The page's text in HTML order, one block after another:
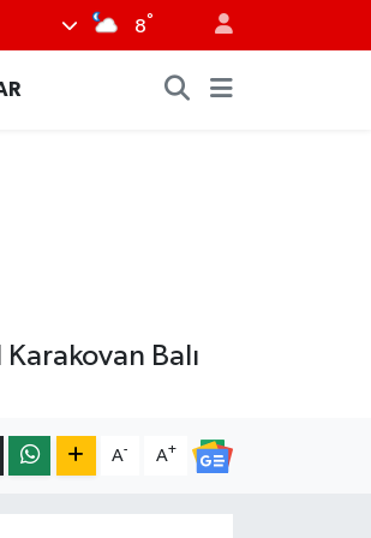
8°
Balı
A- A+